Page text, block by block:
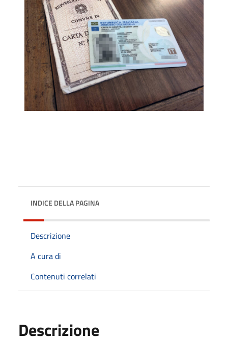
INDICE DELLA PAGINA
Descrizione
A cura di
Contenuti correlati
Descrizione